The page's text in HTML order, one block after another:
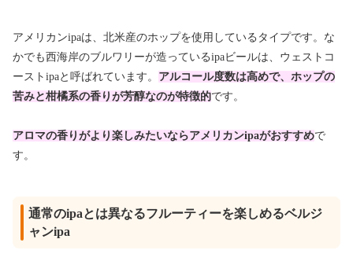
アメリカンipaは、北米産のホップを使用しているタイプです。な
かでも西海岸のブルワリーが造っているipaビールは、ウェストコ
ーストipaと呼ばれています。 アルコール度数は高めで、ホップの
苦みと柑橘系の香りが芳醇なのが特徴的です。
アロマの香りがより楽しみたいならアメリカンipaがおすすめで
す。
通常のipaとは異なるフルーティーを楽しめるベルジ
ャンipa